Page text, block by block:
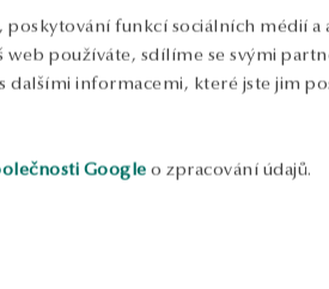
poskytování funkcí sociálních médií
používáte, sdílíme se svými
dalšími informacemi, které jste jim
Google o zpracování údajů.
bílého zlata - Éternel